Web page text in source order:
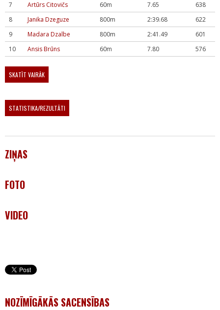
7
Artūrs Citovičs 60m 7.65
638
8
Janika Dzeguze 800m 2:39.68
622
9
Madara Dzalbe 800m 2:41.49
601
10
Ansis Brūns 60m 7.80 576
SKATĪT VAIRĀK
STATISTIKA/REZULTĀTI
ZIŅAS
FOTO
VIDEO
NOZĪMĪGĀKĀS SACENSĪBAS